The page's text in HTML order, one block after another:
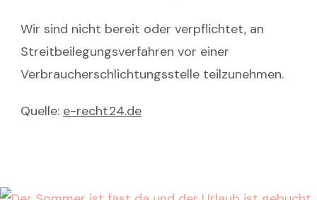
Wir sind nicht bereit oder verpflichtet, an
Streitbeilegungsverfahren vor einer
Verbraucherschlichtungsstelle teilzunehmen.
Quelle: e-recht24.de